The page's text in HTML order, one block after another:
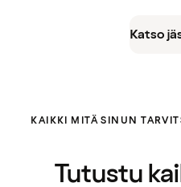
Katso
KAIKKI MITÄ SINUN
Tutustu